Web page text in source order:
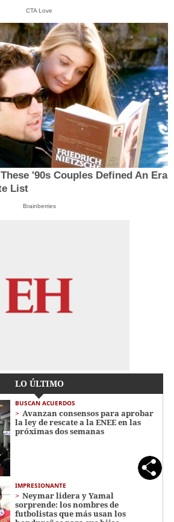
CTA Love
'90s Couples Defined An Era
List
Brainberries
LO ÚLTIMO
BUSCAN ACUERDOS
Avanzan consensos para aprobar
la ley de rescate a la ENEE en las
próximas dos semanas
IMPRESIONANTE
Neymar lidera y Yamal
sorprende: los nombres de
futbolistas que más usan los